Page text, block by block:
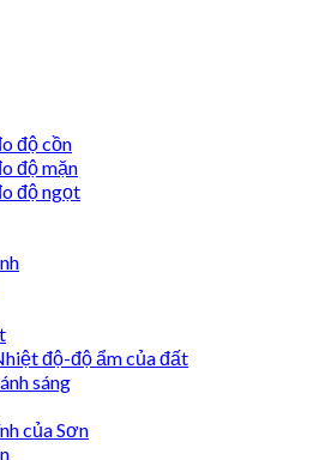
độ cồn
độ mặn
độ ngọt
độ-độ ẩm của đất
sáng
của Sơn